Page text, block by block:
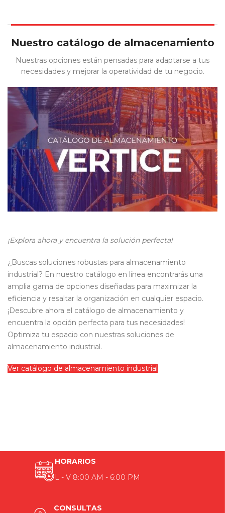
Nuestro catálogo de almacenamiento
Nuestras opciones están pensadas para adaptarse a tus
necesidades y mejorar la operatividad de tu negocio.
¡Explora ahora y encuentra la solución perfecta!
¿Buscas soluciones robustas para almacenamiento
industrial? En nuestro catálogo en línea encontrarás una
amplia gama de opciones diseñadas para maximizar la
eficiencia y resaltar la organización en cualquier espacio.
¡Descubre ahora el catálogo de almacenamiento y
encuentra la opción perfecta para tus necesidades!
Optimiza tu espacio con nuestras soluciones de
almacenamiento industrial.
Ver catálogo de almacenamiento industrial
HORARIOS
L - V 8:00 AM - 6:00 PM
CONSULTAS